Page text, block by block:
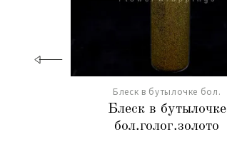
Блеск в бутылочке бол.
Блеск в бутылочке
бол.голог.золото